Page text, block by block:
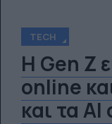
TECH
Η Gen Z
online
και τα